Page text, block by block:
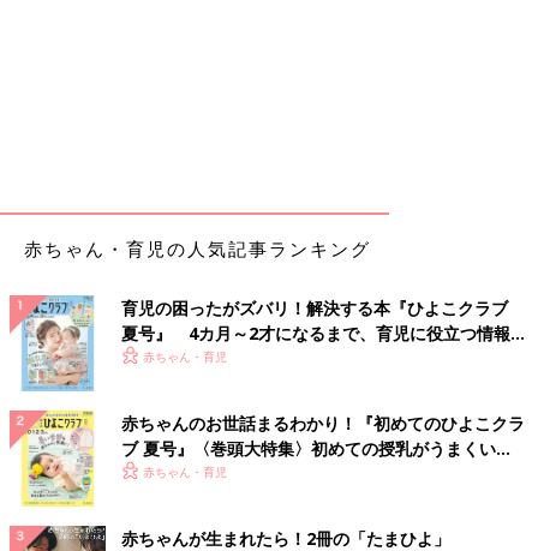
赤ちゃん・育児の人気記事ランキング
育児の困ったがズバリ！解決する本『ひよこクラブ
夏号』 4カ月～2才になるまで、育児に役立つ情報が
いっぱい！
赤ちゃん・育児
赤ちゃんのお世話まるわかり！『初めてのひよこクラ
ブ 夏号』〈巻頭大特集〉初めての授乳がうまくい
く！ おっぱい・ミルクの基本と夏のトラブル 解決テ
赤ちゃん・育児
赤ちゃんが生まれたら！2冊の「たまひよ」